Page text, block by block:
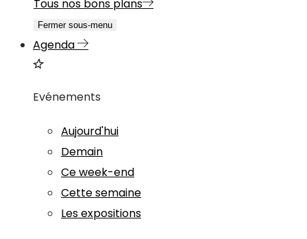
Tous nos bons plans
Fermer sous-menu
Agenda
Evénements
Aujourd'hui
Demain
Ce week-end
Cette semaine
Les expositions